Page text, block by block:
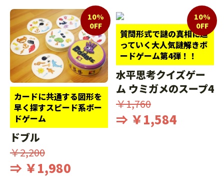
カードに共通する図形を
早く探すスピード系ボー
ドゲーム
10%
0FF
ドブル
￥2,200
⇒ ￥1,980
質問形式で謎の真相に迫
っていく大人気謎解きボ
ードゲーム第4弾！！
10%
0FF
水平思考クイズゲー
ム ウミガメのスープ4
￥1,760
⇒ ￥1,584